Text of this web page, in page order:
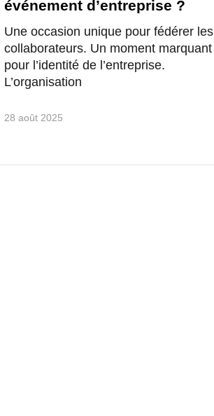
événement d’entreprise ?
Une occasion unique pour fédérer les
collaborateurs. Un moment marquant
pour l’identité de l’entreprise.
L’organisation
28 août 2025